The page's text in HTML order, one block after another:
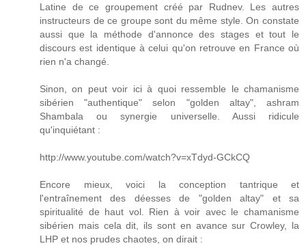
Latine de ce groupement créé par Rudnev. Les autres
instructeurs de ce groupe sont du même style. On constate
aussi que la méthode d'annonce des stages et tout le
discours est identique à celui qu'on retrouve en France où
rien n'a changé.
Sinon, on peut voir ici à quoi ressemble le chamanisme
sibérien "authentique" selon "golden altay", ashram
Shambala ou synergie universelle. Aussi ridicule
qu'inquiétant :
http://www.youtube.com/watch?v=xTdyd-GCkCQ
Encore mieux, voici la conception tantrique et
l'entraînement des déesses de "golden altay" et sa
spiritualité de haut vol. Rien à voir avec le chamanisme
sibérien mais cela dit, ils sont en avance sur Crowley, la
LHP et nos prudes chaotes, on dirait :